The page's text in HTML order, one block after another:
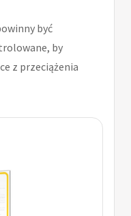
być
by
z przeciążenia